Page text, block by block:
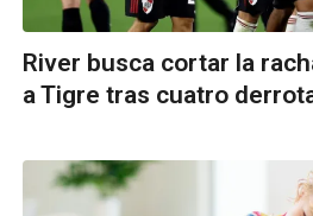
River busca cortar la
a Tigre tras cuatro